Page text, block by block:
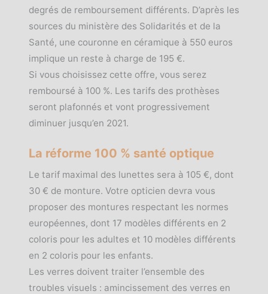
degrés de remboursement différents. D’après les
sources du ministère des Solidarités et de la
Santé, une couronne en céramique à 550 euros
implique un reste à charge de 195 €.
Si vous choisissez cette offre, vous serez
remboursé à 100 %. Les tarifs des prothèses
seront plafonnés et vont progressivement
diminuer jusqu’en 2021.
La réforme 100 % santé optique
Le tarif maximal des lunettes sera à 105 €, dont
30 € de monture. Votre opticien devra vous
proposer des montures respectant les normes
européennes, dont 17 modèles différents en 2
coloris pour les adultes et 10 modèles différents
en 2 coloris pour les enfants.
Les verres doivent traiter l’ensemble des
troubles visuels : amincissement des verres en